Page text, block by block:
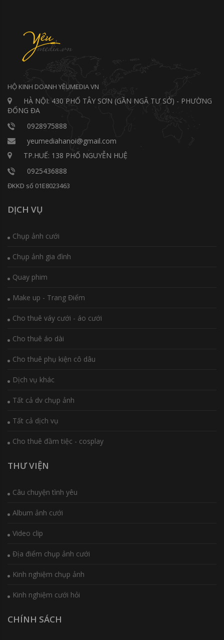
HỘ KINH DOANH YÊUMEDIA VN
HÀ NỘI: 430 PHỐ TÂY SƠN (GẦN NGÃ TƯ SỞ) - PHƯỜNG
ĐỐNG ĐA
0928975888
yeumediahanoi@gmail.com
TP.HUẾ: 138 PHỐ NGUYỄN HUỆ
0925436888
ĐKKD số 01E8023463
DỊCH VỤ
Chụp ảnh cưới
Chụp ảnh gia đình
Quay phim
Make up - Trang Điểm
Cho thuê váy cưới - áo cưới
Cho thuê áo dài
Cho thuê phụ kiện cô dâu
Dịch vụ khác
Tất cả dv chụp ảnh
Tất cả dịch vụ
Cho thuê đầm tiệc - cosplay
THƯ VIỆN
Câu chuyện tình yêu
Album ảnh cưới
Video clip
Địa điểm chụp ảnh cưới
Kinh nghiệm chụp ảnh
Kinh nghiệm cưới hỏi
CHÍNH SÁCH